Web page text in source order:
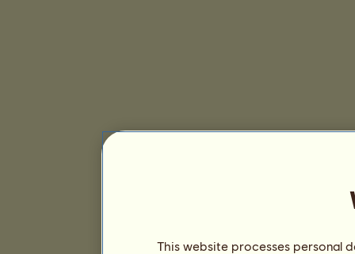
This website processes personal